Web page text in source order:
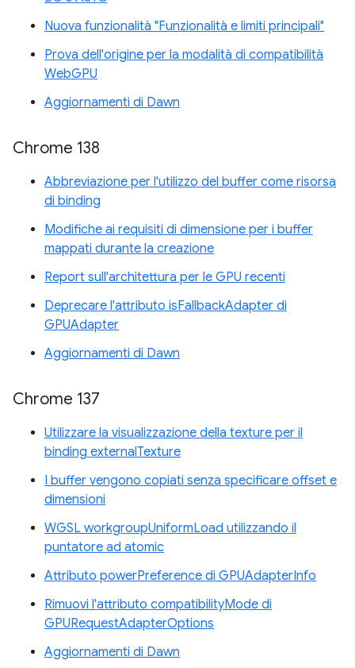
Nuova funzionalità "Funzionalità e limiti principali"
Prova dell'origine per la modalità di compatibilità
WebGPU
Aggiornamenti di Dawn
Chrome 138
Abbreviazione per l'utilizzo del buffer come risorsa
di binding
Modifiche ai requisiti di dimensione per i buffer
mappati durante la creazione
Report sull'architettura per le GPU recenti
Deprecare l'attributo isFallbackAdapter di
GPUAdapter
Aggiornamenti di Dawn
Chrome 137
Utilizzare la visualizzazione della texture per il
binding externalTexture
I buffer vengono copiati senza specificare offset e
dimensioni
WGSL workgroupUniformLoad utilizzando il
puntatore ad atomic
Attributo powerPreference di GPUAdapterInfo
Rimuovi l'attributo compatibilityMode di
GPURequestAdapterOptions
Aggiornamenti di Dawn